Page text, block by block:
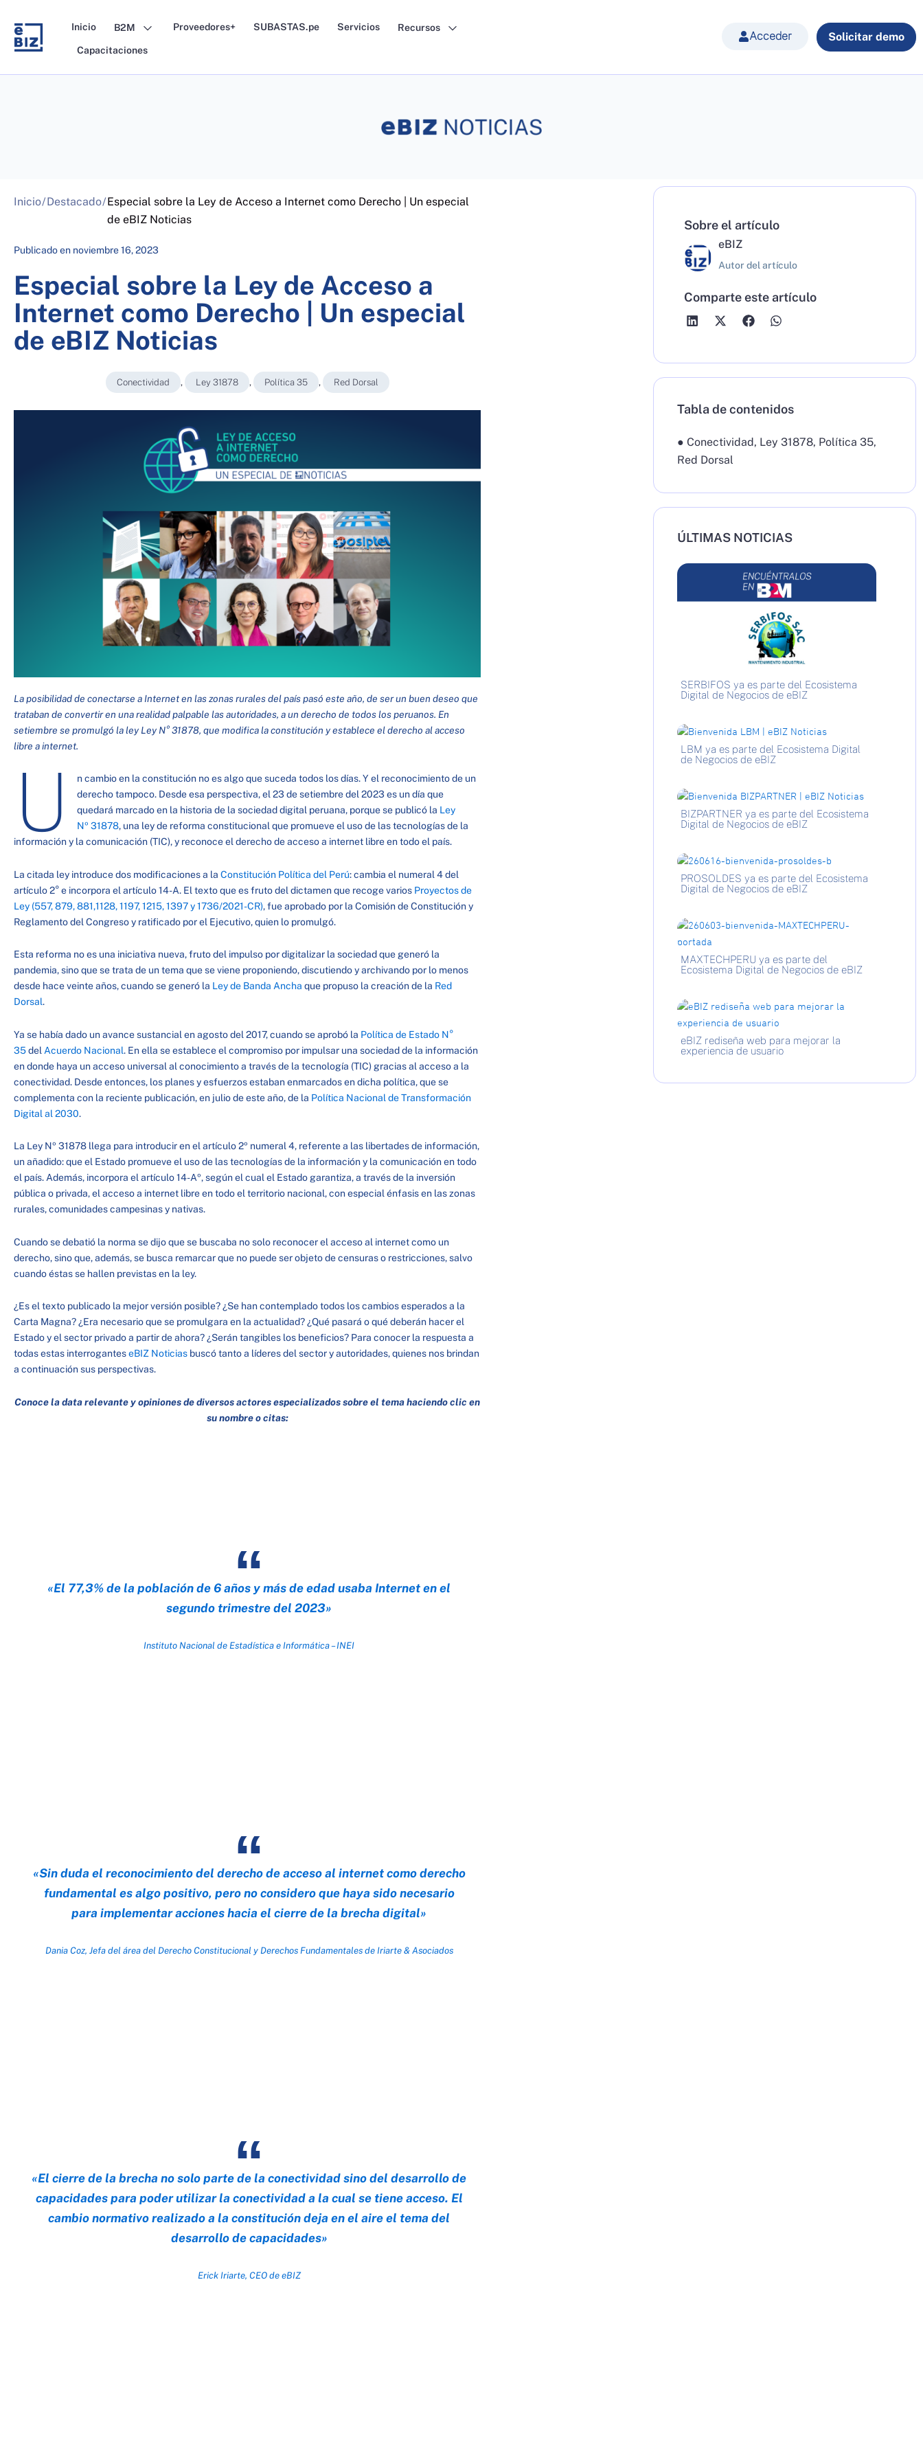
content
Inicio B2M Proveedores+ SUBASTAS.pe Servicios Recursos
Capacitaciones
Acceder Solicitar demo
Inicio/Destacado/Especial sobre la Ley de Acceso a Internet como Derecho | Un especial
de eBIZ Noticias
Publicado en noviembre 16, 2023
Especial sobre la Ley de Acceso a
Internet como Derecho | Un especial
de eBIZ Noticias
Conectividad , Ley 31878 , Política 35 , Red Dorsal
La posibilidad de conectarse a Internet en las zonas rurales del país pasó este año, de ser un buen deseo que
trataban de convertir en una realidad palpable las autoridades, a un derecho de todos los peruanos. En
setiembre se promulgó la ley Ley N° 31878, que modifica la constitución y establece el derecho al acceso
libre a internet.
U
n cambio en la constitución no es algo que suceda todos los días. Y el reconocimiento de un
derecho tampoco. Desde esa perspectiva, el 23 de setiembre del 2023 es un día que
quedará marcado en la historia de la sociedad digital peruana, porque se publicó la Ley
Nº 31878, una ley de reforma constitucional que promueve el uso de las tecnologías de la
información y la comunicación (TIC), y reconoce el derecho de acceso a internet libre en todo el país.
La citada ley introduce dos modificaciones a la Constitución Política del Perú: cambia el numeral 4 del
artículo 2° e incorpora el artículo 14-A. El texto que es fruto del dictamen que recoge varios Proyectos de
Ley (557, 879, 881,1128, 1197, 1215, 1397 y 1736/2021-CR), fue aprobado por la Comisión de Constitución y
Reglamento del Congreso y ratificado por el Ejecutivo, quien lo promulgó.
Esta reforma no es una iniciativa nueva, fruto del impulso por digitalizar la sociedad que generó la
pandemia, sino que se trata de un tema que se viene proponiendo, discutiendo y archivando por lo menos
desde hace veinte años, cuando se generó la Ley de Banda Ancha que propuso la creación de la Red
Dorsal.
Ya se había dado un avance sustancial en agosto del 2017, cuando se aprobó la Política de Estado N°
35del Acuerdo Nacional. En ella se establece el compromiso por impulsar una sociedad de la información
en donde haya un acceso universal al conocimiento a través de la tecnología (TIC) gracias al acceso a la
conectividad. Desde entonces, los planes y esfuerzos estaban enmarcados en dicha política, que se
complementa con la reciente publicación, en julio de este año, de la Política Nacional de Transformación
Digital al 2030.
La Ley Nº 31878 llega para introducir en el artículo 2º numeral 4, referente a las libertades de información,
un añadido: que el Estado promueve el uso de las tecnologías de la información y la comunicación en todo
el país. Además, incorpora el artículo 14-Aº, según el cual el Estado garantiza, a través de la inversión
pública o privada, el acceso a internet libre en todo el territorio nacional, con especial énfasis en las zonas
rurales, comunidades campesinas y nativas.
Cuando se debatió la norma se dijo que se buscaba no solo reconocer el acceso al internet como un
derecho, sino que, además, se busca remarcar que no puede ser objeto de censuras o restricciones, salvo
cuando éstas se hallen previstas en la ley.
¿Es el texto publicado la mejor versión posible? ¿Se han contemplado todos los cambios esperados a la
Carta Magna? ¿Era necesario que se promulgara en la actualidad? ¿Qué pasará o qué deberán hacer el
Estado y el sector privado a partir de ahora? ¿Serán tangibles los beneficios? Para conocer la respuesta a
todas estas interroganteseBIZ Noticias buscó tanto a líderes del sector y autoridades, quienes nos brindan
a continuación sus perspectivas.
Conoce la data relevante y opiniones de diversos actores especializadossobre el tema haciendo clic en
su nombre o citas:
«El 77,3% de la población de 6 años y más de edad usaba Internet en el
segundo trimestre del 2023»
Instituto Nacional de Estadística e Informática – INEI
«Sin duda el reconocimiento del derecho de acceso al internet como derecho
fundamental es algo positivo, pero no considero que haya sido necesario
para implementar acciones hacia el cierre de la brecha digital»
Dania Coz, Jefa del área del Derecho Constitucional y Derechos Fundamentales de Iriarte & Asociados
«El cierre de la brecha no solo parte de la conectividad sino del desarrollo de
capacidades para poder utilizar la conectividad a la cual se tiene acceso. El
cambio normativo realizado a la constitución deja en el aire el tema del
desarrollo de capacidades»
Erick Iriarte, CEO de eBIZ
Sobre el artículo
eBIZ
Autor del artículo
Comparte este artículo
Tabla de contenidos
● Conectividad, Ley 31878, Política 35,
Red Dorsal
ÚLTIMAS NOTICIAS
SERBIFOS ya es parte del Ecosistema
Digital de Negocios de eBIZ
LBM ya es parte del Ecosistema Digital
de Negocios de eBIZ
BIZPARTNER ya es parte del Ecosistema
Digital de Negocios de eBIZ
PROSOLDES ya es parte del Ecosistema
Digital de Negocios de eBIZ
MAXTECHPERU ya es parte del
Ecosistema Digital de Negocios de eBIZ
eBIZ rediseña web para mejorar la
experiencia de usuario